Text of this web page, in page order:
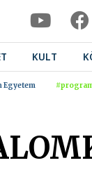
KULT
Egyetem